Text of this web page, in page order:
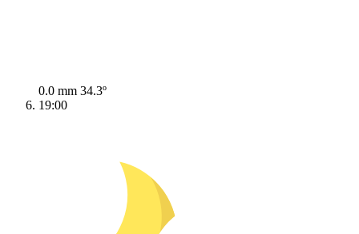
0.0 mm 34.3º
19:00